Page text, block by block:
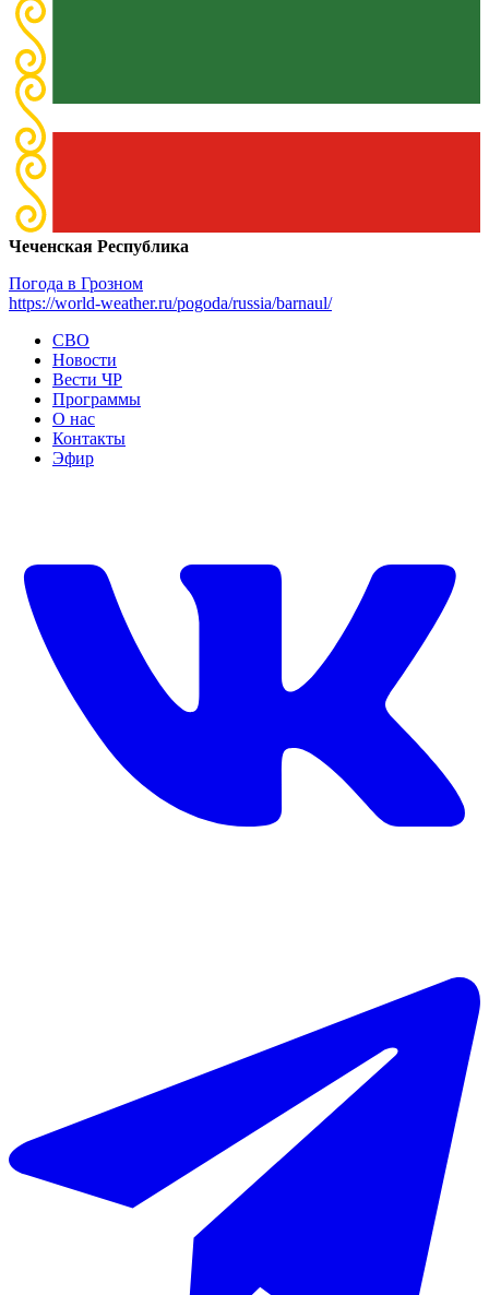
Чеченская Республика
Погода в Грозном
https://world-weather.ru/pogoda/russia/barnaul/
СВО
Новости
Вести ЧР
Программы
О нас
Контакты
Эфир